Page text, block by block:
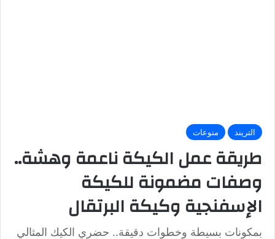
التريند منوعات
طريقة عمل الكيكة ناعمة وهشة..
وصفات مضمونة للكيكة
الإسفنجية وكيكة البرتقال
بمكونات بسيطة وخطوات دقيقة.. حضري الكيك المثالي